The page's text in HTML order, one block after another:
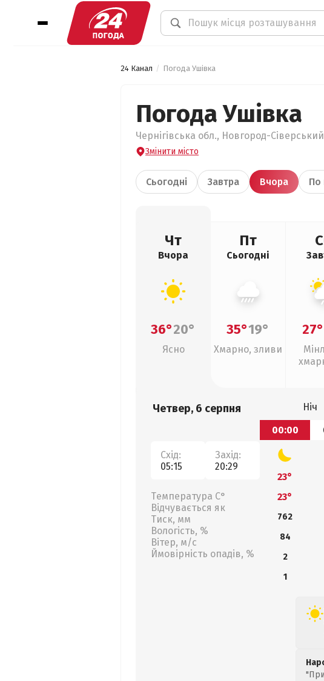
24 Канал Погода Ушівка
Погода Ушівка
Чернігівська обл., Новгород-
Змінити місто
Сьогодні Завтра Вчора По
Чт
Вчора
36°20°
Ясно
Пт
Сьогодні
35°19°
Хмарно, зливи
27°
Четвер, 6 серпня
Схід:
05:15
Захід:
20:29
Температура С°
Відчувається як
Тиск, мм
Вологість, %
Вітер, м/с
Ймовірність опадів, %
Ніч
00:00
23°
23°
762
84
2
1